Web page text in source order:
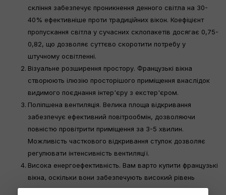
скління забезпечує проникнення денного світла на 30-
40% ефективніше проти традиційних вікон. Коефіцієнт
пропускання світла у сучасних склопакетів досягає 0,75-
0,82, що дозволяє суттєво скоротити потребу у
штучному освітленні.
Візуальне розширення простору. Французькі вікна
створюють ілюзію просторішого приміщення внаслідок
видимого поєднання інтер'єру з екстер'єром.
Поліпшена вентиляція. Велика площа відкривання
забезпечує ефективний повітрообмін, дозволяючи
повністю провітрити приміщення за 3-5 хвилин.
Можливість часткового відкривання стулок дозволяє
регулювати інтенсивність вентиляції.
Висока енергоефективність. Вам варто купити французькі
вікна, оскільки вони забезпечують високий рівень
теплоізоляції, що може зменшити витрати на опалення